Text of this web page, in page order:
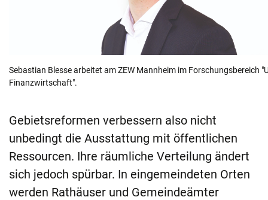
Sebastian Blesse arbeitet am ZEW Mannheim im Forschungsbereich
Finanzwirtschaft".
Gebietsreformen verbessern also nicht
unbedingt die Ausstattung mit öffentlichen
Ressourcen. Ihre räumliche Verteilung ändert
sich jedoch spürbar. In eingemeindeten Orten
werden Rathäuser und Gemeindeämter